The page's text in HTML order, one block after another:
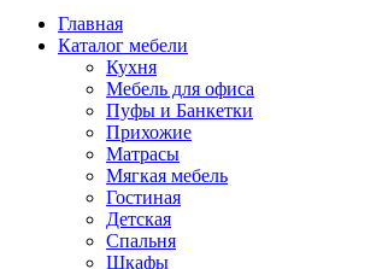
Главная
Каталог мебели
Кухня
Мебель для офиса
Пуфы и Банкетки
Прихожие
Матрасы
Мягкая мебель
Гостиная
Детская
Спальня
Шкафы